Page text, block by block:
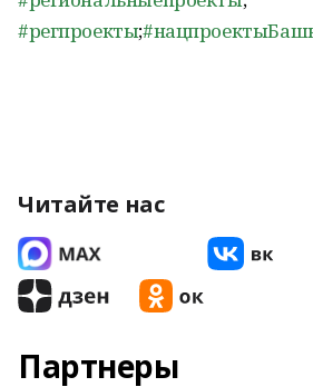
#регпроекты;
Читайте нас
Партнеры